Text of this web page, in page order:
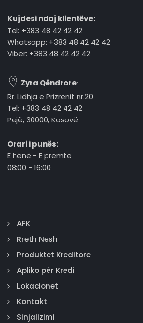
Kujdesi ndaj klientëve:
Tel: +383 48 42 42 42
Whatsapp: +383 48 42 42 42
Viber: +383 48 42 42 42
Zyra Qëndrore:
Rr. Lidhja e Prizrenit nr.20
Tel: +383 48 42 42 42
Pejë, 30000, Kosovë
Orari i punës:
E hënë - E premte
08:00 - 16:00
AFK
Rreth Nesh
Produktet Kreditore
Apliko për Kredi
Lokacionet
Kontakti
Sinjalizimi